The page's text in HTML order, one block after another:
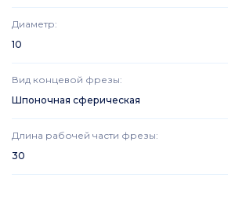
Диаметр:
10
Вид концевой фрезы:
Шпоночная сферическая
Длина рабочей части фрезы:
30